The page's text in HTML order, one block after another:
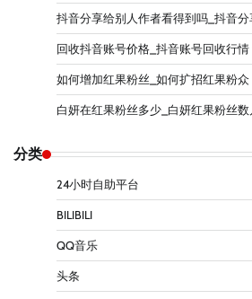
抖音分享给别人作者看得到吗_抖音分
回收抖音账号价格_抖音账号回收行情
如何增加红果粉丝_如何扩招红果粉众
白妍在红果粉丝多少_白妍红果粉丝数
分类
24小时自助平台
BILIBILI
QQ音乐
头条